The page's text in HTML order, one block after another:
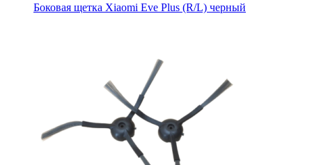
Боковая щетка Xiaomi Eve Plus (R/L) черный